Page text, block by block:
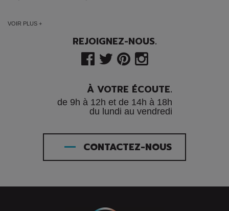
VOIR PLUS +
REJOIGNEZ-NOUS.
À VOTRE ÉCOUTE.
de 9h à 12h et de 14h à 18h
du lundi au vendredi
CONTACTEZ-NOUS